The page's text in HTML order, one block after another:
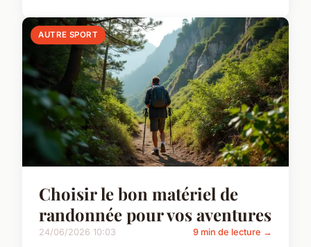
AUTRE SPORT
Choisir le bon matériel de
randonnée pour vos aventures
24/06/2026 10:03 9 min de lecture →